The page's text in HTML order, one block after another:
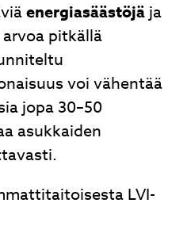
energiasäästöjä ja
pitkällä
voi vähentää
jopa 30–50
asukkaiden
LVI-